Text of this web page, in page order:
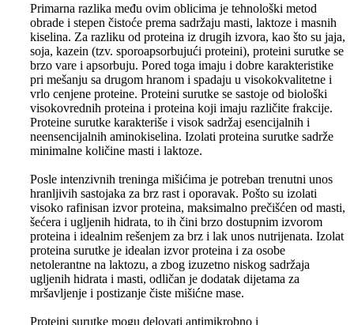
Primarna razlika među ovim oblicima je tehnološki metod
obrade i stepen čistoće prema sadržaju masti, laktoze i masnih
kiselina. Za razliku od proteina iz drugih izvora, kao što su jaja,
soja, kazein (tzv. sporoapsorbujući proteini), proteini surutke se
brzo vare i apsorbuju. Pored toga imaju i dobre karakteristike
pri mešanju sa drugom hranom i spadaju u visokokvalitetne i
vrlo cenjene proteine. Proteini surutke se sastoje od biološki
visokovrednih proteina i proteina koji imaju različite frakcije.
Proteine surutke karakteriše i visok sadržaj esencijalnih i
neensencijalnih aminokiselina. Izolati proteina surutke sadrže
minimalne količine masti i laktoze.
Posle intenzivnih treninga mišićima je potreban trenutni unos
hranljivih sastojaka za brz rast i oporavak. Pošto su izolati
visoko rafinisan izvor proteina, maksimalno prečišćen od masti,
šećera i ugljenih hidrata, to ih čini brzo dostupnim izvorom
proteina i idealnim rešenjem za brz i lak unos nutrijenata. Izolat
proteina surutke je idealan izvor proteina i za osobe
netolerantne na laktozu, a zbog izuzetno niskog sadržaja
ugljenih hidrata i masti, odličan je dodatak dijetama za
mršavljenje i postizanje čiste mišićne mase.
Proteini surutke mogu delovati antimikrobno i